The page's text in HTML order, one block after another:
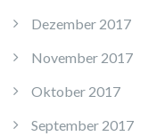
Dezember 2017
November 2017
Oktober 2017
September 2017